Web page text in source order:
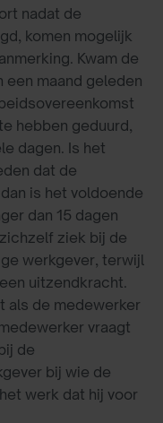
nadat de
komen mogelijk
Kwam de
maand geleden
hebben geduurd,
dagen. Is het
dat de
is het voldoende
dan 15 dagen
ziek bij de
werkgever, terwijl
uitzendkracht.
als de medewerker
vraagt
de
bij wie de
werk dat hij voor